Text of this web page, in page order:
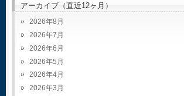
アーカイブ（直近12ヶ月）
2026年8月
2026年7月
2026年6月
2026年5月
2026年4月
2026年3月